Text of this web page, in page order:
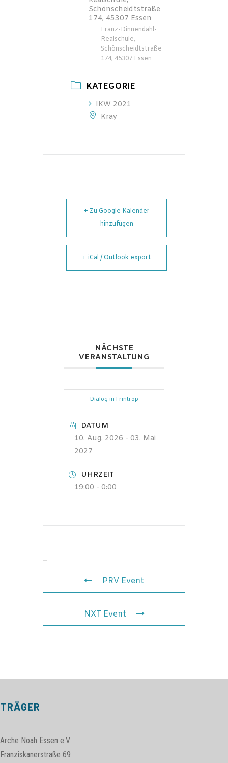
Schönscheidtstraße
174, 45307 Essen
Franz-Dinnendahl-
Realschule,
Schönscheidtstraße
174, 45307 Essen
KATEGORIE
IKW 2021
Kray
+ Zu Google Kalender
hinzufügen
+ iCal / Outlook export
NÄCHSTE
VERANSTALTUNG
Dialog in Frintrop
DATUM
10. Aug. 2026 - 03. Mai
2027
UHRZEIT
19:00 - 0:00
PRV Event
NXT Event
TRÄGER
Arche Noah Essen e.V
Franziskanerstraße 69